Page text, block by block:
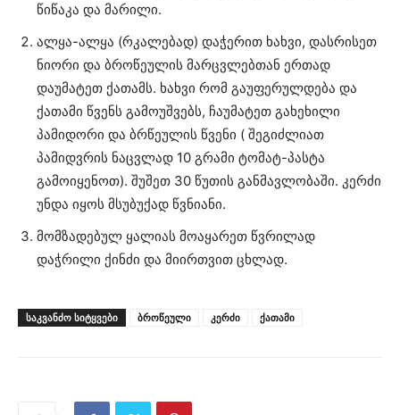
წიწაკა და მარილი.
ალყა-ალყა (რკალებად) დაჭერით ხახვი, დასრისეთ
ნიორი და ბროწეულის მარცვლებთან ერთად
დაუმატეთ ქათამს. ხახვი რომ გაუფერულდება და
ქათამი წვენს გამოუშვებს, ჩაუმატეთ გახეხილი
პამიდორი და ბრწეულის წვენი ( შეგიძლიათ
პამიდვრის ნაცვლად 10 გრამი ტომატ-პასტა
გამოიყენოთ). შუშეთ 30 წუთის განმავლობაში. კერძი
უნდა იყოს მსუბუქად წვნიანი.
მომზადებულ ყალიას მოაყარეთ წვრილად
დაჭრილი ქინძი და მიირთვით ცხლად.
ᲡᲐᲙᲕᲐᲜᲫᲝ ᲡᲘᲢᲧᲕᲔᲑᲘ ბროწეული კერძი ქათამი